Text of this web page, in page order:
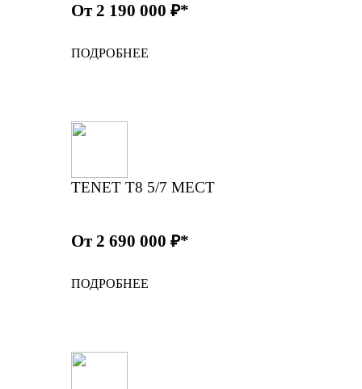
От 2 190 000 ₽*
ПОДРОБНЕЕ
TENET T8 5/7 МЕСТ
От 2 690 000 ₽*
ПОДРОБНЕЕ